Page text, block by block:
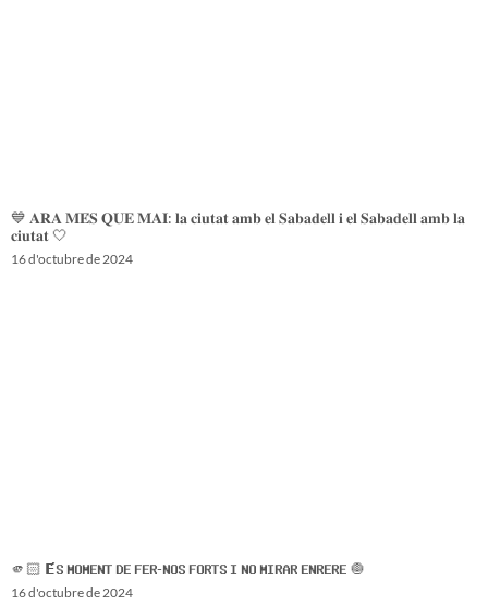
💙 𝐀𝐑𝐀 𝐌𝐄́𝐒 𝐐𝐔𝐄 𝐌𝐀𝐈: 𝐥𝐚 𝐜𝐢𝐮𝐭𝐚𝐭 𝐚𝐦𝐛 𝐞𝐥 𝐒𝐚𝐛𝐚𝐝𝐞𝐥𝐥 𝐢 𝐞𝐥 𝐒𝐚𝐛𝐚𝐝𝐞𝐥𝐥 𝐚𝐦𝐛 𝐥𝐚
𝐜𝐢𝐮𝐭𝐚𝐭 🤍
16 d'octubre de 2024
🫵🏻 𝗘́𝗦 𝗠𝗢𝗠𝗘𝗡𝗧 𝗗𝗘 𝗙𝗘𝗥-𝗡𝗢𝗦 𝗙𝗢𝗥𝗧𝗦 𝗜 𝗡𝗢 𝗠𝗜𝗥𝗔𝗥 𝗘𝗡𝗥𝗘𝗥𝗘 🧅
16 d'octubre de 2024